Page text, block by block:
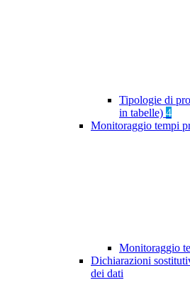
Tipologie di
in tabelle) 4
Monitoraggio tempi
Monitoraggio
Dichiarazioni
dei dati